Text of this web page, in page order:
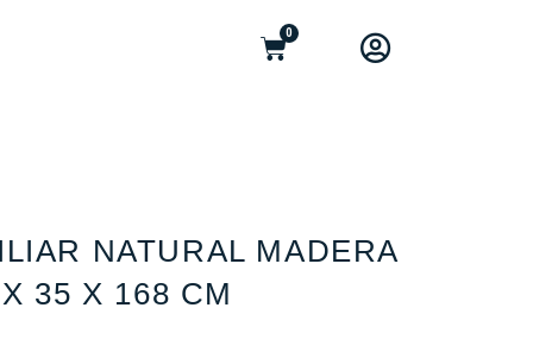
0
NATURAL MADERA
35 X 168 CM